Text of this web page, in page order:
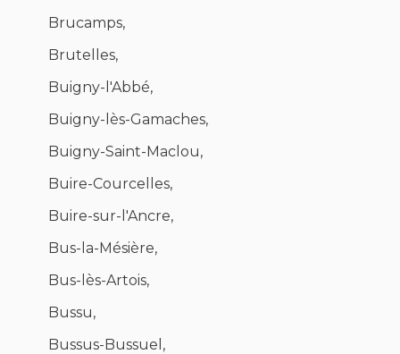
Brucamps,
Brutelles,
Buigny-l'Abbé,
Buigny-lès-Gamaches,
Buigny-Saint-Maclou,
Buire-Courcelles,
Buire-sur-l'Ancre,
Bus-la-Mésière,
Bus-lès-Artois,
Bussu,
Bussus-Bussuel,